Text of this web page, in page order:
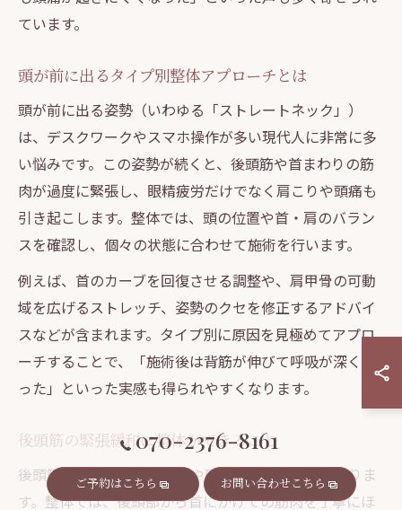
ています。
頭が前に出るタイプ別整体アプローチとは
頭が前に出る姿勢（いわゆる「ストレートネック」）
は、デスクワークやスマホ操作が多い現代人に非常に多
い悩みです。この姿勢が続くと、後頭筋や首まわりの筋
肉が過度に緊張し、眼精疲労だけでなく肩こりや頭痛も
引き起こします。整体では、頭の位置や首・肩のバラン
スを確認し、個々の状態に合わせて施術を行います。
例えば、首のカーブを回復させる調整や、肩甲骨の可動
域を広げるストレッチ、姿勢のクセを修正するアドバイ
スなどが含まれます。タイプ別に原因を見極めてアプロ
ーチすることで、「施術後は背筋が伸びて呼吸が深くな
った」といった実感も得られやすくなります。
後頭筋の緊張緩和に整体ができること
後頭筋の緊張は、目の疲れや頭痛の大きな原因となりま
す。整体では、後頭部から首にかけての筋肉を丁寧にほ
070-2376-8161
ご予約はこちら お問い合わせこちら